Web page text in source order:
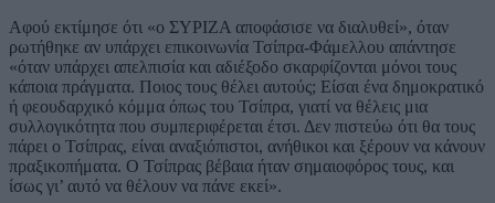
Αφού εκτίμησε ότι «ο ΣΥΡΙΖΑ αποφάσισε να διαλυθεί», όταν
ρωτήθηκε αν υπάρχει επικοινωνία Τσίπρα-Φάμελλου απάντησε
«όταν υπάρχει απελπισία και αδιέξοδο σκαρφίζονται μόνοι τους
κάποια πράγματα. Ποιος τους θέλει αυτούς; Είσαι ένα δημοκρατικό
ή φεουδαρχικό κόμμα όπως του Τσίπρα, γιατί να θέλεις μια
συλλογικότητα που συμπεριφέρεται έτσι. Δεν πιστεύω ότι θα τους
πάρει ο Τσίπρας, είναι αναξιόπιστοι, ανήθικοι και ξέρουν να κάνουν
πραξικοπήματα. Ο Τσίπρας βέβαια ήταν σημαιοφόρος τους, και
ίσως γι’ αυτό να θέλουν να πάνε εκεί».